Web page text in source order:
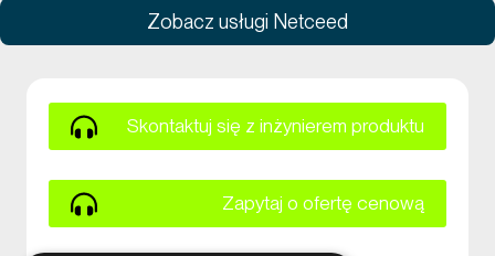
Zobacz usługi Netceed
Skontaktuj się z inżynierem produktu
Zapytaj o ofertę cenową